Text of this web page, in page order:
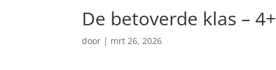
De betoverde klas – 4+
door | mrt 26, 2026